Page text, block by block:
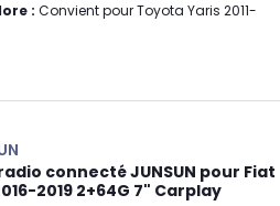
: Convient pour Toyota Yaris 2011-
connecté JUNSUN pour Fiat
2019 2+64G 7" Carplay